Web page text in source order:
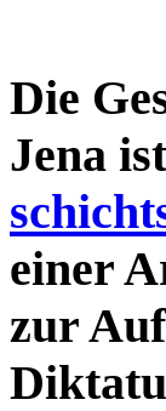
Die
Jena
einer
zur